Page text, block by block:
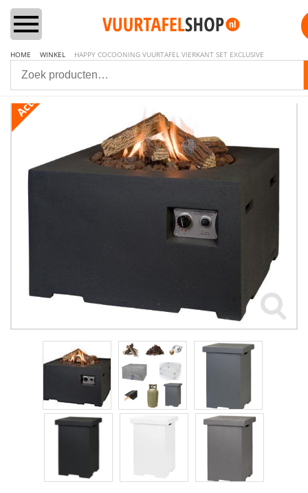
Vuurtafels
Aanbiedingen Sets
Lounge & Dining
Houtkachels
Accessoires
Contact
HOME WINKEL HAPPY COCOONING VUURTAFEL VIERKANT SET EXCLUSIVE